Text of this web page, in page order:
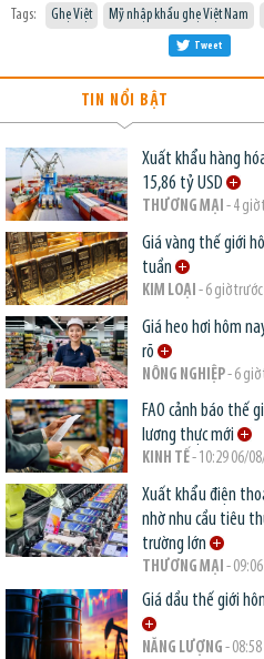
Tags: Ghẹ Việt Mỹ nhập khẩu ghẹ Việt Nam
Tweet
TIN NỔI BẬT
Xuất khẩu hàng
15,86 tỷ USD
THƯƠNG MẠI - 4 giờ
Giá vàng thế giới
tuần
KIM LOẠI - 6 giờ trước
Giá heo hơi hôm
rõ
NÔNG NGHIỆP- 6 giờ
FAO cảnh báo thế
lương thực mới
KINH TẾ- 10:29 06/
Xuất khẩu điện
nhờ nhu cầu tiêu
trường lớn
THƯƠNG MẠI -
Giá dầu thế giới
NĂNG LƯỢNG -